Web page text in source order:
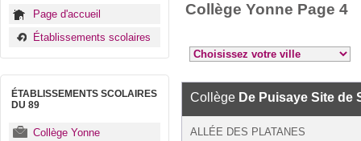
Page d'accueil
Établissements scolaires
ÉTABLISSEMENTS SCOLAIRES
DU 89
Collège Yonne
Collège Yonne Page 4
Collège De Puisaye Site de
ALLÉE DES PLATANES